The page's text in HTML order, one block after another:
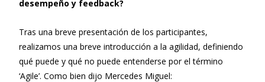
desempeño y feedback?
Tras una breve presentación de los participantes,
realizamos una breve introducción a la agilidad, definiendo
qué puede y qué no puede entenderse por el término
‘Agile’. Como bien dijo Mercedes Miguel: